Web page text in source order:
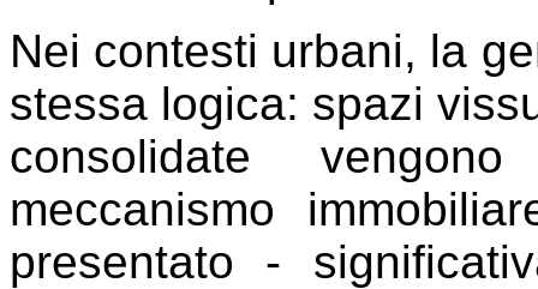
Nei contesti urbani, la
stessa logica: spazi
consolidate
meccanismo
presentato -